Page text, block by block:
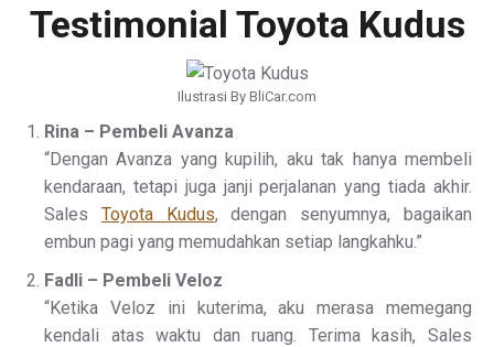
Testimonial Toyota Kudus
Ilustrasi By BliCar.com
Rina – Pembeli Avanza
“Dengan Avanza yang kupilih, aku tak hanya membeli
kendaraan, tetapi juga janji perjalanan yang tiada akhir.
Sales Toyota Kudus, dengan senyumnya, bagaikan
embun pagi yang memudahkan setiap langkahku.”
Fadli – Pembeli Veloz
“Ketika Veloz ini kuterima, aku merasa memegang
kendali atas waktu dan ruang. Terima kasih, Sales